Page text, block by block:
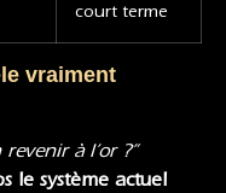
court terme
vraiment
revenir à l’or ?”
le système actuel